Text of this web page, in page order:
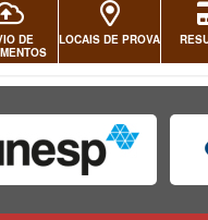
DE
LOCAIS DE PROVA